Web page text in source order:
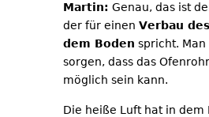
Martin: Genau, das ist
der für einen Verbau
dem Boden spricht.
sorgen, dass das
möglich sein kann.
Die heiße Luft hat in dem